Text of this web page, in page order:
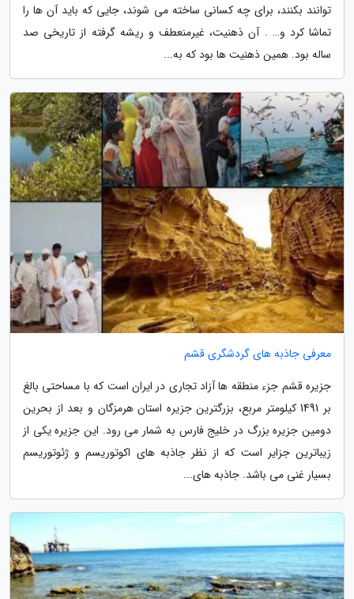
توانند بکنند، برای چه کسانی ساخته می شوند، جایی که باید آن ها را
تماشا کرد و… . آن ذهنیت، غیرمنعطف و ریشه گرفته از تاریخی صد
ساله بود. همین ذهنیت ها بود که به...
معرفی جاذبه های گردشگری قشم
جزیره قشم جزء منطقه ها آزاد تجاری در ایران است که با مساحتی بالغ
بر 1491 کیلومتر مربع، بزرگترین جزیره استان هرمزگان و بعد از بحرین
دومین جزیره بزرگ در خلیج فارس به شمار می رود. این جزیره یکی از
زیباترین جزایر است که از نظر جاذبه های اکوتوریسم و ژئوتوریسم
بسیار غنی می باشد. جاذبه های...